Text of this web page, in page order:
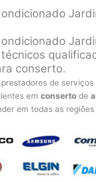
conserto.
de
emconserto de
em todas as regiões